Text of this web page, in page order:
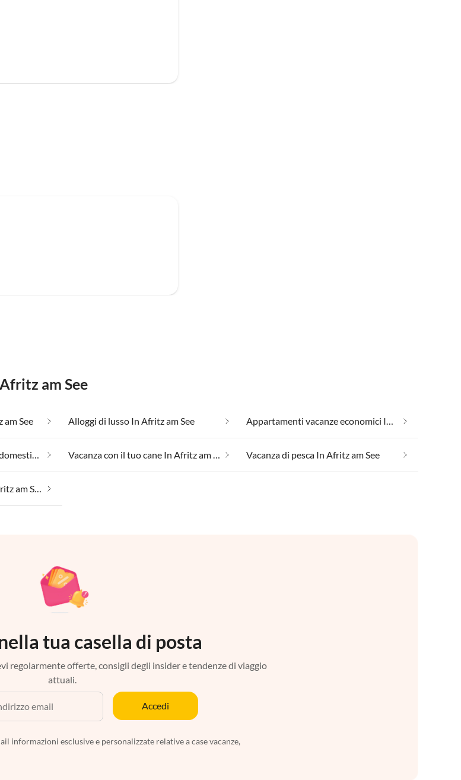
am See
See Alloggi di lusso In Afritz am See Appartamenti vacanze economici In Afritz am See
Vacanza con il tuo animale domestico In Afritz am See Vacanza con il tuo cane In Afritz am See Vacanza di pesca In Afritz am See
Vacanze in riva al lago In Afritz am See
tua casella di posta
regolarmente offerte, consigli degli insider e tendenze di viaggio
attuali.
Accedi
informazioni esclusive e personalizzate relative a case vacanze,